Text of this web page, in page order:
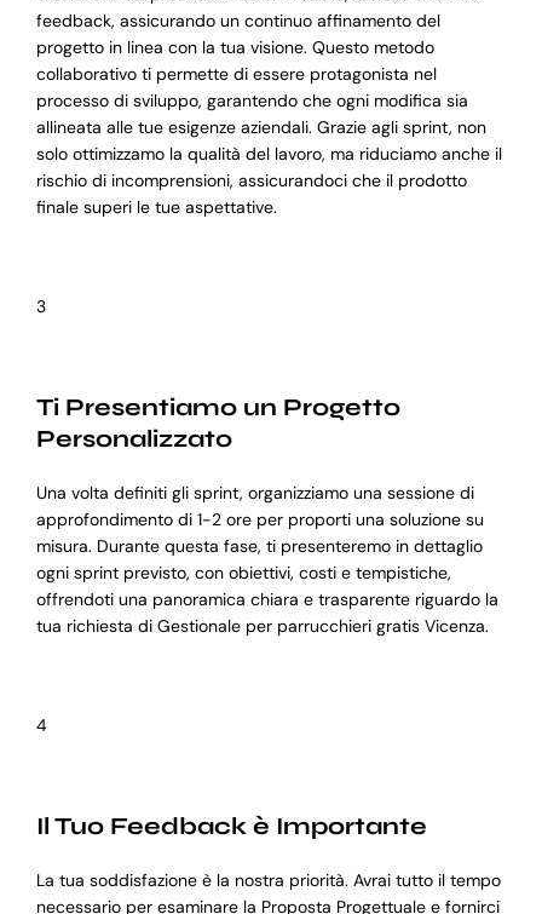
feedback, assicurando un continuo affinamento del
progetto in linea con la tua visione. Questo metodo
collaborativo ti permette di essere protagonista nel
processo di sviluppo, garantendo che ogni modifica sia
allineata alle tue esigenze aziendali. Grazie agli sprint, non
solo ottimizzamo la qualità del lavoro, ma riduciamo anche il
rischio di incomprensioni, assicurandoci che il prodotto
finale superi le tue aspettative.
3
Ti Presentiamo un Progetto
Personalizzato
Una volta definiti gli sprint, organizziamo una sessione di
approfondimento di 1-2 ore per proporti una soluzione su
misura. Durante questa fase, ti presenteremo in dettaglio
ogni sprint previsto, con obiettivi, costi e tempistiche,
offrendoti una panoramica chiara e trasparente riguardo la
tua richiesta di Gestionale per parrucchieri gratis Vicenza.
4
Il Tuo Feedback è Importante
La tua soddisfazione è la nostra priorità. Avrai tutto il tempo
necessario per esaminare la Proposta Progettuale e fornirci